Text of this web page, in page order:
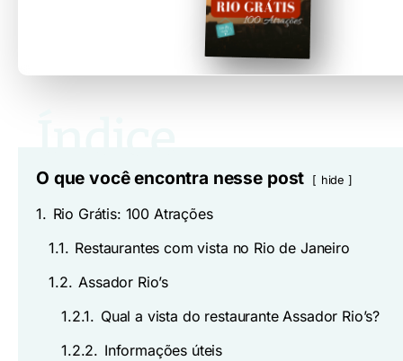
O que você encontra nesse post hide
1. Rio Grátis: 100 Atrações
1.1. Restaurantes com vista no Rio de Janeiro
1.2. Assador Rio’s
1.2.1. Qual a vista do restaurante Assador Rio’s?
1.2.2. Informações úteis